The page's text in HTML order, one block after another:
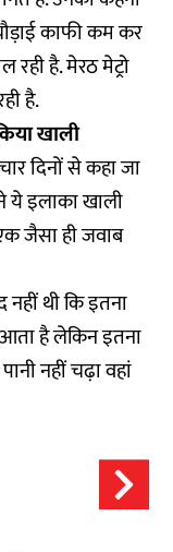
काफी कम कर
रही है. मेरठ मेट्रो
है.
खाली
दिनों से कहा जा
ये इलाका खाली
जैसा ही जवाब
नहीं थी कि इतना
आता है लेकिन इतना
नहीं चढ़ा वहां